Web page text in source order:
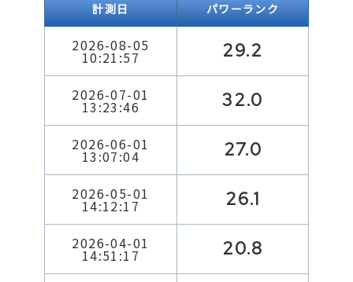
計測日 パワーランク
2026-08-05
10:21:57 29.2
2026-07-01
13:23:46 32.0
2026-06-01
13:07:04 27.0
2026-05-01
14:12:17 26.1
2026-04-01
14:51:17 20.8